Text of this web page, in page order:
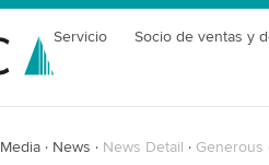
Servicio Socio de ventas y
Media News News Detail Generous